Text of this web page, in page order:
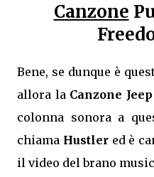
Canzone
Bene, se dunque è
allora la Canzone
colonna sonora a
chiama Hustlered è
il video del brano